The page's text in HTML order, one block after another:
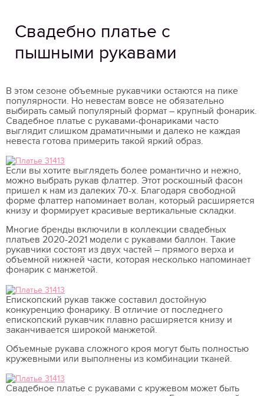
Свадебно платье с
пышными рукавами
В этом сезоне объемные рукавчики остаются на пике
популярности. Но невестам вовсе не обязательно
выбирать самый популярный формат – крупный фонарик.
Свадебное платье с рукавами-фонариками часто
выглядит слишком драматичными и далеко не каждая
невеста готова примерить такой яркий образ.
Если вы хотите выглядеть более романтично и нежно,
можно выбрать рукав флаттер. Этот роскошный фасон
пришел к нам из далеких 70-х. Благодаря свободной
форме флаттер напоминает волан, который расширяется
книзу и формирует красивые вертикальные складки.
Многие бренды включили в коллекции свадебных
платьев 2020-2021 модели с рукавами баллон. Такие
рукавчики состоят из двух частей – прямого верха и
объемной нижней части, которая несколько напоминает
фонарик с манжетой.
Епископский рукав также составил достойную
конкуренцию фонарику. В отличие от последнего
епископский рукавчик плавно расширяется книзу и
заканчивается широкой манжетой.
Объемные рукава сложного кроя могут быть полностью
кружевными или выполнены из комбинации тканей.
Свадебное платье с рукавами с кружевом может быть